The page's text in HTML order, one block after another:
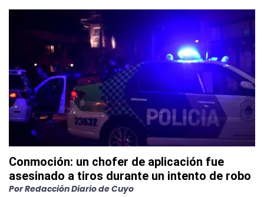
Conmoción: un chofer de aplicación fue
asesinado a tiros durante un intento de robo
PorRedacción Diario de Cuyo